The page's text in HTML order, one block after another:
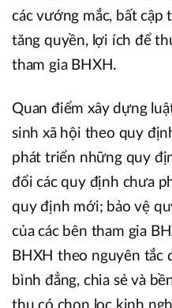
các vướng mắc, bất
tăng quyền, lợi ích để
tham gia BHXH.
Quan điểm xây dựng
sinh xã hội theo quy
phát triển những quy
đổi các quy định chưa
quy định mới; bảo vệ
của các bên tham gia
BHXH theo nguyên tắc
bình đẳng, chia sẻ và